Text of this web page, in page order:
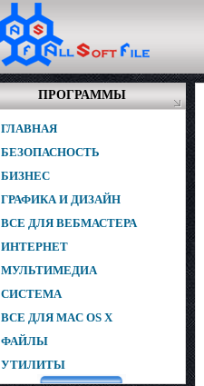
ПРОГРАММЫ
ГЛАВНАЯ
БЕЗОПАСНОСТЬ
БИЗНЕС
ГРАФИКА И ДИЗАЙН
ВСЕ ДЛЯ ВЕБМАСТЕРА
ИНТЕРНЕТ
МУЛЬТИМЕДИА
СИСТЕМА
ВСЕ ДЛЯ MAC OS X
ФАЙЛЫ
УТИЛИТЫ